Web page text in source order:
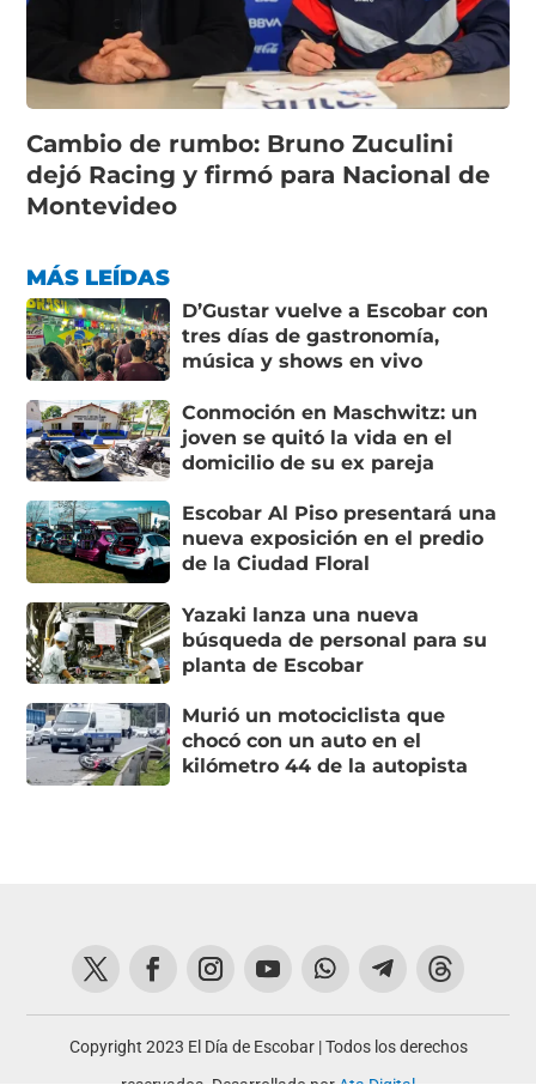
Cambio de rumbo: Bruno Zuculini
dejó Racing y firmó para Nacional de
Montevideo
MÁS LEÍDAS
D’Gustar vuelve a Escobar con
tres días de gastronomía,
música y shows en vivo
Conmoción en Maschwitz: un
joven se quitó la vida en el
domicilio de su ex pareja
Escobar Al Piso presentará una
nueva exposición en el predio
de la Ciudad Floral
Yazaki lanza una nueva
búsqueda de personal para su
planta de Escobar
Murió un motociclista que
chocó con un auto en el
kilómetro 44 de la autopista
Copyright 2023 El Día de Escobar | Todos los derechos